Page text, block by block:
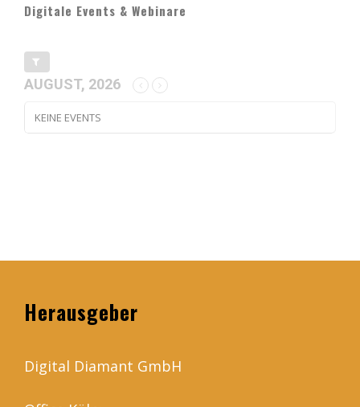
Digitale Events & Webinare
AUGUST, 2026
KEINE EVENTS
Herausgeber
Digital Diamant GmbH